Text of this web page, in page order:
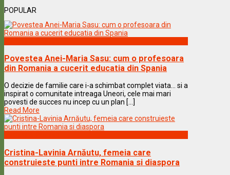
POPULAR
Povestea Anei-Maria Sasu: cum o profesoara
din Romania a cucerit educatia din Spania
O decizie de familie care i-a schimbat complet viata… si a
inspirat o comunitate intreaga Uneori, cele mai mari
povesti de succes nu incep cu un plan [...]
Read More
Cristina-Lavinia Arnăutu, femeia care
construieste punti intre Romania si diaspora